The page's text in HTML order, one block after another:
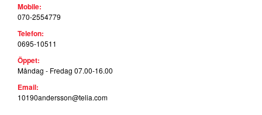
S
Mobile:
070-2554779
Telefon:
0695-10511
Öppet:
Måndag - Fredag 07.00-16.00
Email:
10190andersson@telia.com